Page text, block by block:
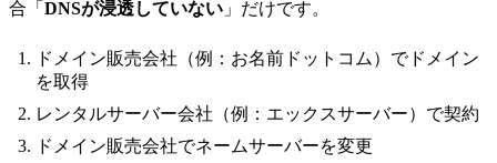
合「 DNSが浸透していない 」だけです。
ドメイン販売会社（例：お名前ドットコム）でドメイン
を取得
レンタルサーバー会社（例：エックスサーバー）で契約
ドメイン販売会社でネームサーバーを変更